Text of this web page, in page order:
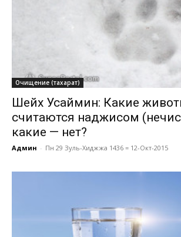
Очищение (тахарат)
Шейх Усаймин: Какие
считаются наджисом
какие — нет?
Админ - Пн 29 Зуль-Хиджжа 1436 = 12-Окт-2015